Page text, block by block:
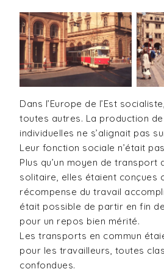
Dans l’Europe de l’Est
toutes autres. La production
individuelles ne s’alignait pas
Leur fonction sociale n’était
Plus qu’un moyen de transport
solitaire, elles étaient conçues
récompense du travail
était possible de partir en fin
pour un repos bien mérité.
Les transports en commun
pour les travailleurs, toutes
confondues.